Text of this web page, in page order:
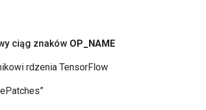
ciąg znaków OP NAME
rdzenia TensorFlow